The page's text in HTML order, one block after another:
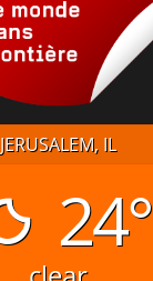
JERUSALEM, IL
24°